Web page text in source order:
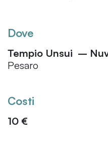
Dove
Tempio Unsui –
Pesaro
Costi
10 €